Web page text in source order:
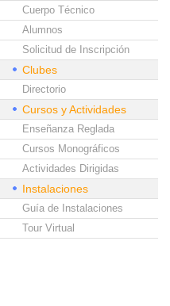
Cuerpo Técnico
Alumnos
Solicitud de Inscripción
Clubes
Directorio
Cursos y Actividades
Enseñanza Reglada
Cursos Monográficos
Actividades Dirigidas
Instalaciones
Guía de Instalaciones
Tour Virtual